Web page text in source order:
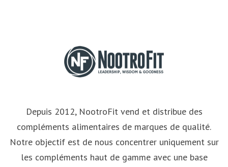
Depuis 2012, NootroFit vend et distribue des
compléments alimentaires de marques de qualité.
Notre objectif est de nous concentrer uniquement sur
les compléments haut de gamme avec une base